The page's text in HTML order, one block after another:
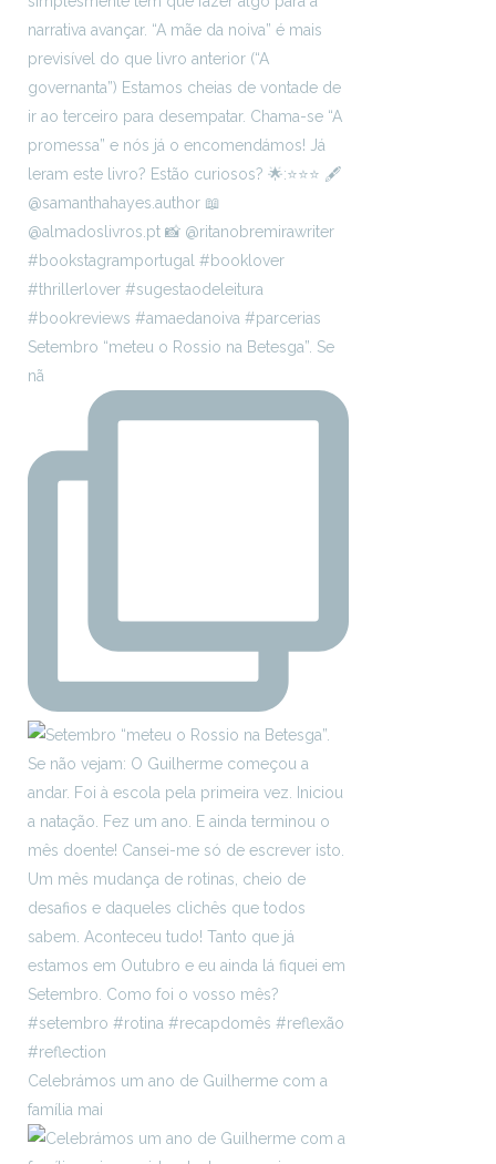
Setembro “meteu o Rossio na Betesga”. Se
nã
Celebrámos um ano de Guilherme com a
família mai